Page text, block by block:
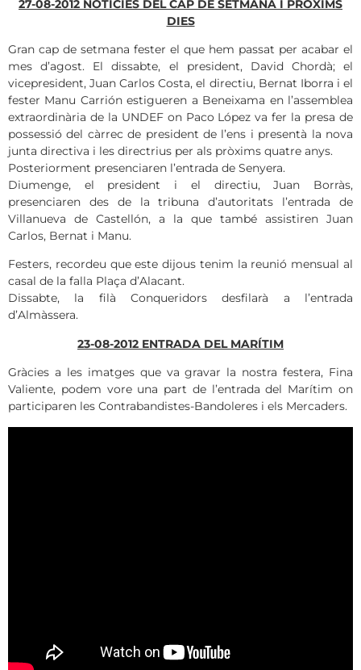
27-08-2012 NOTÍCIES DEL CAP DE SETMANA I PRÒXIMS
DIES
Gran cap de setmana fester el que hem passat per acabar el
mes d’agost. El dissabte, el president, David Chordà; el
vicepresident, Juan Carlos Costa, el directiu, Bernat Iborra i el
fester Manu Carrión estigueren a Beneixama en l’assemblea
extraordinària de la UNDEF on Paco López va fer la presa de
possessió del càrrec de president de l’ens i presentà la nova
junta directiva i les directrius per als pròxims quatre anys.
Posteriorment presenciaren l’entrada de Senyera.
Diumenge, el president i el directiu, Juan Borràs,
presenciaren des de la tribuna d’autoritats l’entrada de
Villanueva de Castellón, a la que també assistiren Juan
Carlos, Bernat i Manu.
Festers, recordeu que este dijous tenim la reunió mensual al
casal de la falla Plaça d’Alacant.
Dissabte, la filà Conqueridors desfilarà a l’entrada
d’Almàssera.
23-08-2012 ENTRADA DEL MARÍTIM
Gràcies a les imatges que va gravar la nostra festera, Fina
Valiente, podem vore una part de l’entrada del Marítim on
participaren les Contrabandistes-Bandoleres i els Mercaders.